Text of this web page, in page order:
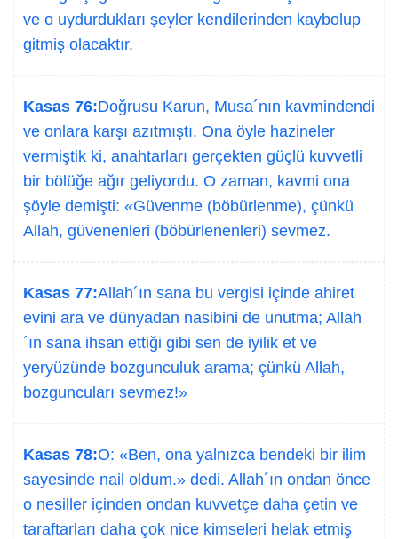
ve o uydurdukları şeyler kendilerinden kaybolup
gitmiş olacaktır.
Kasas 76:Doğrusu Karun, Musa´nın kavmindendi
ve onlara karşı azıtmıştı. Ona öyle hazineler
vermiştik ki, anahtarları gerçekten güçlü kuvvetli
bir bölüğe ağır geliyordu. O zaman, kavmi ona
şöyle demişti: «Güvenme (böbürlenme), çünkü
Allah, güvenenleri (böbürlenenleri) sevmez.
Kasas 77:Allah´ın sana bu vergisi içinde ahiret
evini ara ve dünyadan nasibini de unutma; Allah
´ın sana ihsan ettiği gibi sen de iyilik et ve
yeryüzünde bozgunculuk arama; çünkü Allah,
bozguncuları sevmez!»
Kasas 78:O: «Ben, ona yalnızca bendeki bir ilim
sayesinde nail oldum.» dedi. Allah´ın ondan önce
o nesiller içinden ondan kuvvetçe daha çetin ve
taraftarları daha çok nice kimseleri helak etmiş